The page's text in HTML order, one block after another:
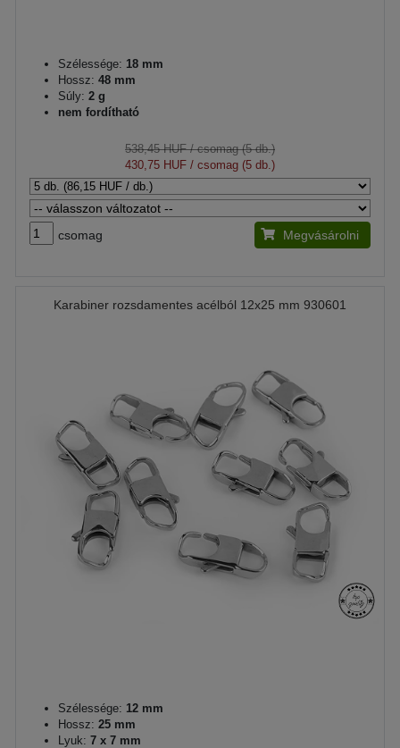
Szélessége: 18 mm
Hossz: 48 mm
Súly: 2 g
nem fordítható
538,45 HUF/ csomag (5 db.)
430,75 HUF / csomag (5 db.)
csomag Megvásárolni
Karabiner rozsdamentes acélból 12x25 mm 930601
Szélessége: 12 mm
Hossz: 25 mm
Lyuk: 7 x 7 mm